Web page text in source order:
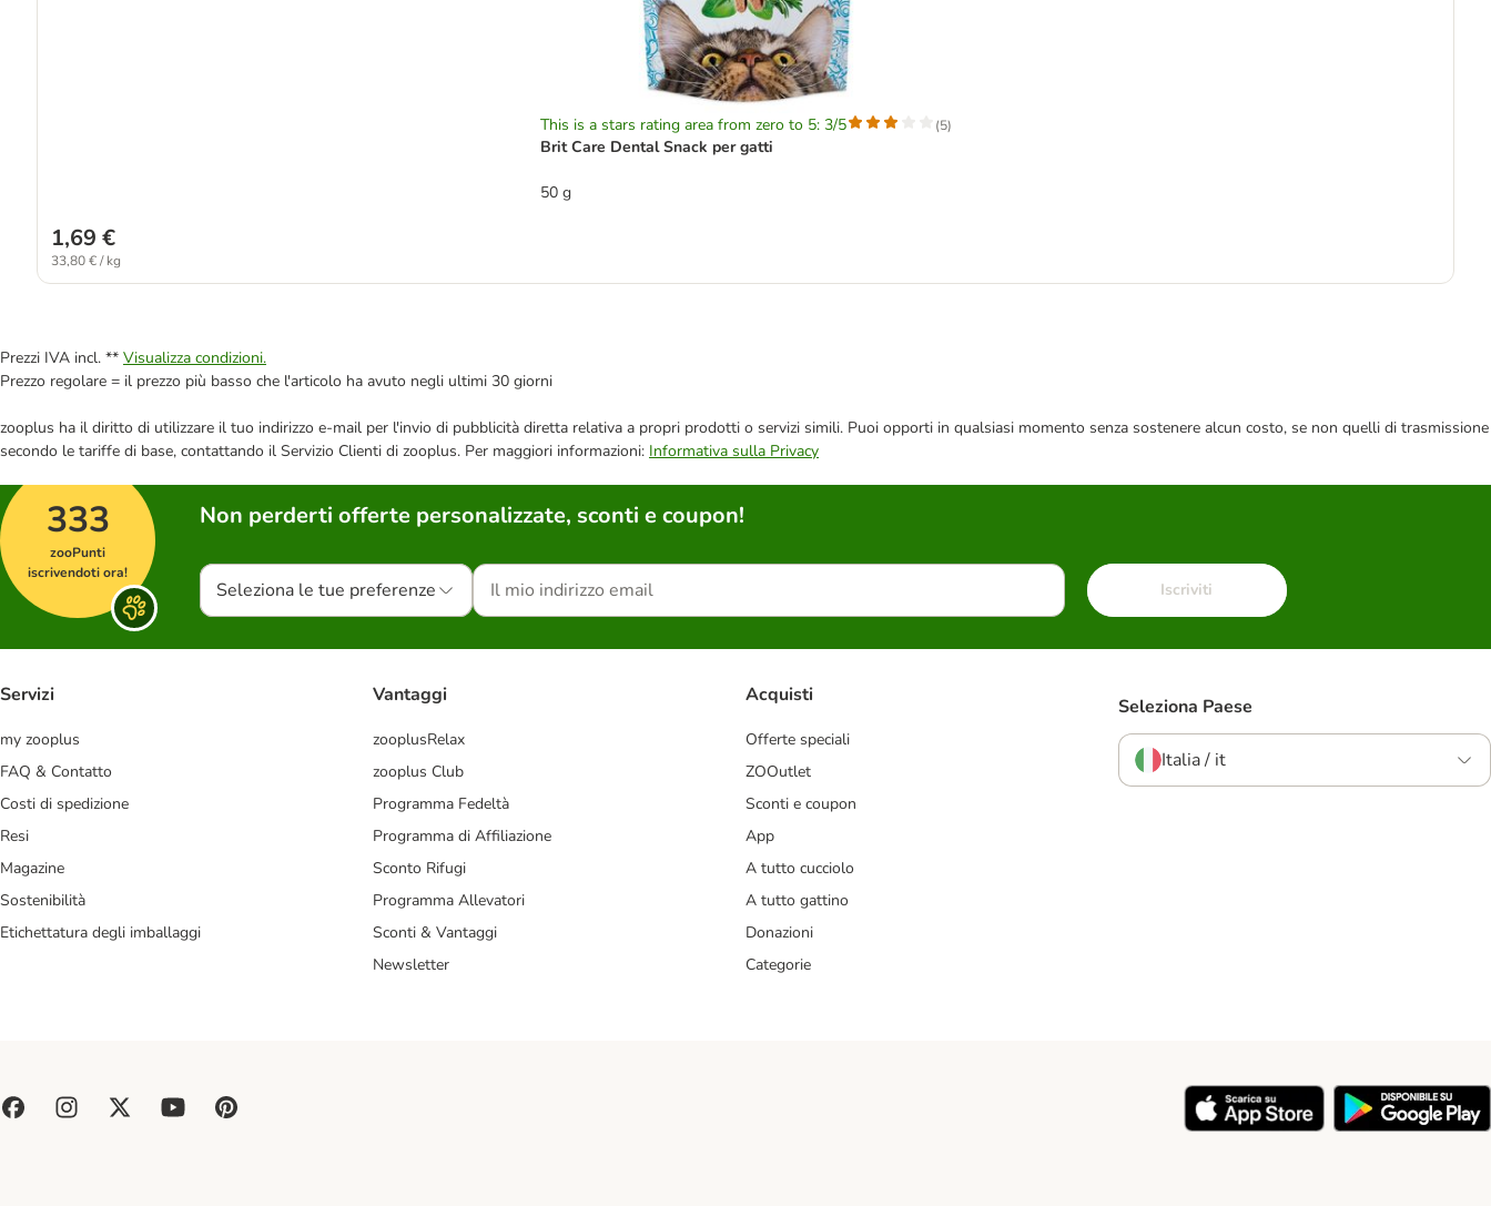
This is a stars rating area from zero to 5: 3/5 (5)
Brit Care Dental Snack per gatti
50 g
1,69 €
33,80 € / kg
Prezzi IVA incl. ** Visualizza condizioni.
Prezzo regolare = il prezzo più basso che l'articolo ha avuto negli ultimi 30 giorni
zooplus ha il diritto di utilizzare il tuo indirizzo e-mail per l'invio di pubblicità diretta relativa a propri prodotti o servizi simili. Puoi opporti in qualsiasi momento senza sostenere alcun costo, se non quelli di trasmissione
secondo le tariffe di base, contattando il Servizio Clienti di zooplus. Per maggiori informazioni: Informativa sulla Privacy
333
zooPunti
iscrivendoti ora!
Non perderti offerte personalizzate, sconti e coupon!
Seleziona le tue preferenze Iscriviti
Servizi
my zooplus
FAQ & Contatto
Costi di spedizione
Resi
Magazine
Sostenibilità
Etichettatura degli imballaggi
Vantaggi
zooplusRelax
zooplus Club
Programma Fedeltà
Programma di Affiliazione
Sconto Rifugi
Programma Allevatori
Sconti & Vantaggi
Newsletter
Acquisti
Offerte speciali
ZOOutlet
Sconti e coupon
App
A tutto cucciolo
A tutto gattino
Donazioni
Categorie
Seleziona Paese
Italia / it